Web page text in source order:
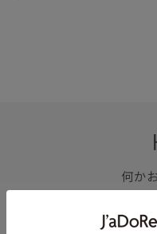
何か